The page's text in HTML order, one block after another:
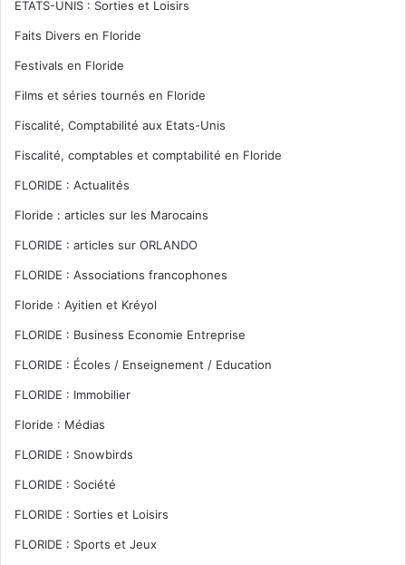
ETATS-UNIS : Sorties et Loisirs
Faits Divers en Floride
Festivals en Floride
Films et séries tournés en Floride
Fiscalité, Comptabilité aux Etats-Unis
Fiscalité, comptables et comptabilité en Floride
FLORIDE : Actualités
Floride : articles sur les Marocains
FLORIDE : articles sur ORLANDO
FLORIDE : Associations francophones
Floride : Ayitien et Kréyol
FLORIDE : Business Economie Entreprise
FLORIDE : Écoles / Enseignement / Education
FLORIDE : Immobilier
Floride : Médias
FLORIDE : Snowbirds
FLORIDE : Société
FLORIDE : Sorties et Loisirs
FLORIDE : Sports et Jeux